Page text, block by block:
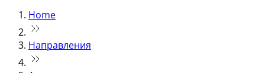
Home
Направления